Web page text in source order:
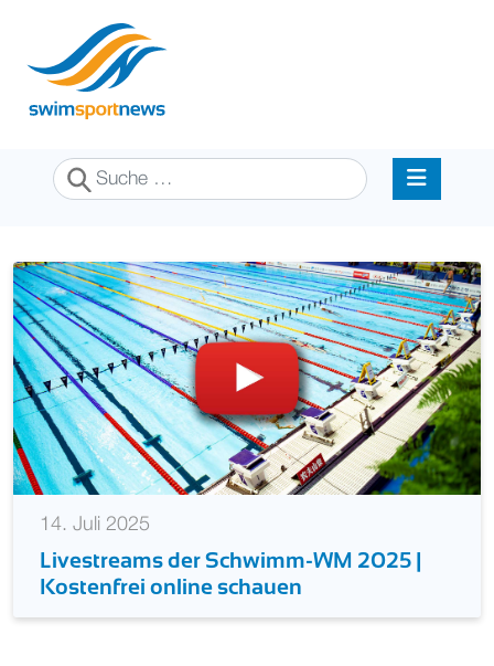
Suchen
14. Juli 2025
Livestreams der Schwimm-WM 2025 |
Kostenfrei online schauen